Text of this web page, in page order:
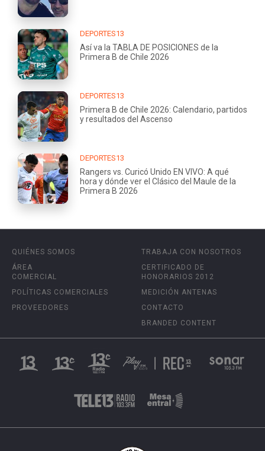
DEPORTES13
Así va la TABLA DE POSICIONES de la
Primera B de Chile 2026
DEPORTES13
Primera B de Chile 2026: Calendario, partidos
y resultados del Ascenso
DEPORTES13
Rangers vs. Curicó Unido EN VIVO: A qué
hora y dónde ver el Clásico del Maule de la
Primera B 2026
QUIÉNES SOMOS
ÁREA
COMERCIAL
POLÍTICAS COMERCIALES
PROVEEDORES
TRABAJA CON NOSOTROS
CERTIFICADO DE
HONORARIOS 2012
MEDICIÓN ANTENAS
CONTACTO
BRANDED CONTENT